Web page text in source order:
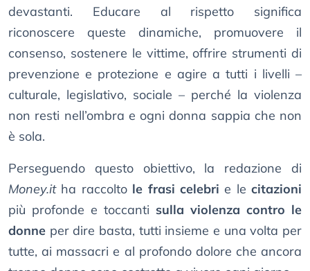
devastanti. Educare al rispetto significa
riconoscere queste dinamiche, promuovere il
consenso, sostenere le vittime, offrire strumenti di
prevenzione e protezione e agire a tutti i livelli –
culturale, legislativo, sociale – perché la violenza
non resti nell’ombra e ogni donna sappia che non
è sola.
Perseguendo questo obiettivo, la redazione di
Money.itha raccolto le frasi celebri e le citazioni
più profonde e toccanti sulla violenza contro le
donne per dire basta, tutti insieme e una volta per
tutte, ai massacri e al profondo dolore che ancora